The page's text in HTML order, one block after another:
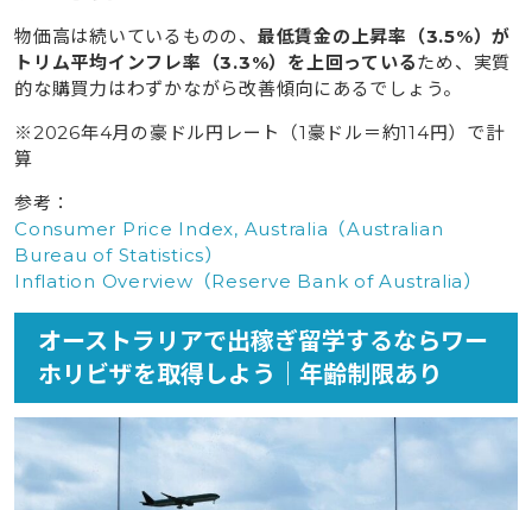
11.2タビケンプライムを利用する
11.3オーストラリアの語学学校で勉強する
11.4フィリピンで短期の語学留学（2カ国留学）をはさ
12 タビケン留学ならオーストラリアへの出稼ぎ留学を一
貫してサポートいたします
13オーストラリアへ出稼ぎ留学する前に通うおすすめの
語学学校
13.1現地で語学学校に通う場合
13.2フィリピンで短期の語学留学（2カ国留学）をす
る場合
14オーストラリアで出稼ぎする時に注意したいこと｜デ
メリットも把握しよう
物価高は続いているものの、 最低賃金の上昇率（3.5%）が
トリム平均インフレ率（3.3%）を上回っているため、実質
的な購買力はわずかながら改善傾向にあるでしょう。
※2026年4月の豪ドル円レート（1豪ドル＝約114円）で計
算
参考：
Consumer Price Index, Australia（Australian
Bureau of Statistics）
Inflation Overview（Reserve Bank of Australia）
オーストラリアで出稼ぎ留学するならワー
ホリビザを取得しよう｜年齢制限あり